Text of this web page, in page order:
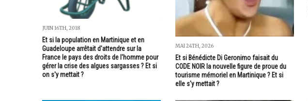
JUIN 16TH, 2018
Et si la population en Martinique et en
Guadeloupe arrêtait d'attendre sur la
France le pays des droits de l'homme pour
gérer la crise des algues sargasses ? Et si
on s'y mettait ?
MAI 24TH, 2026
Et si Bénédicte Di Geronimo faisait du
CODE NOIR la nouvelle figure de proue du
tourisme mémoriel en Martinique ? Et si
elle s'y mettait ?